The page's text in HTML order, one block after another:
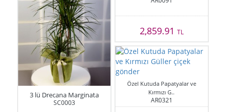
3 lü Drecana Marginata
SC0003
2,859.91 TL
Özel Kutuda Papatyalar ve
Kırmızı G..
AR0321